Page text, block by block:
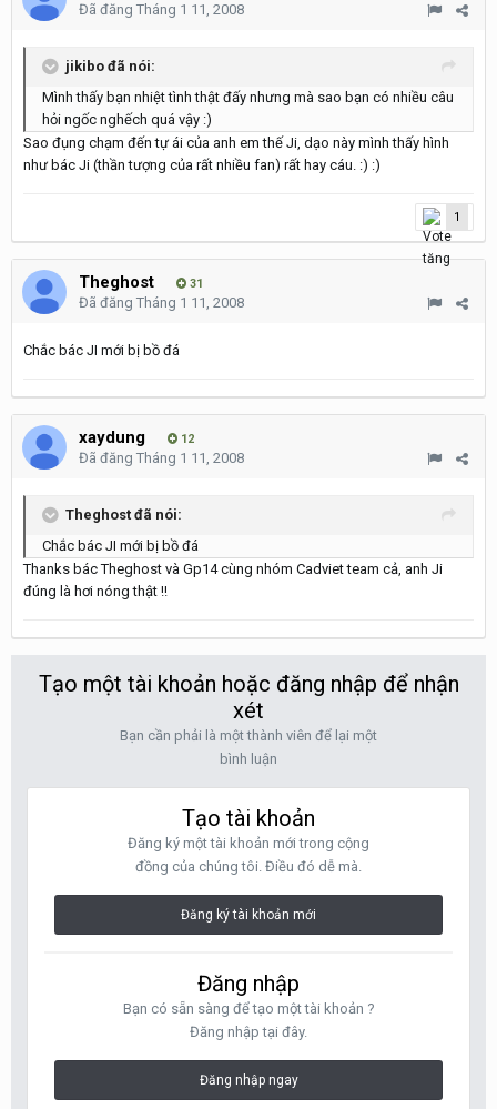
Đã đăng Tháng 1 11, 2008
jikibo đã nói:
Mình thấy bạn nhiệt tình thật đấy nhưng mà sao bạn có nhiều câu
hỏi ngốc nghếch quá vậy :)
Sao đụng chạm đến tự ái của anh em thế Ji, dạo này mình thấy hình
như bác Ji (thần tượng của rất nhiều fan) rất hay cáu. :) :)
1
Theghost 31
Đã đăng Tháng 1 11, 2008
Chắc bác JI mới bị bồ đá
xaydung 12
Đã đăng Tháng 1 11, 2008
Theghost đã nói:
Chắc bác JI mới bị bồ đá
Thanks bác Theghost và Gp14 cùng nhóm Cadviet team cả, anh Ji
đúng là hơi nóng thật !!
Tạo một tài khoản hoặc đăng nhập để nhận
xét
Bạn cần phải là một thành viên để lại một
bình luận
Tạo tài khoản
Đăng ký một tài khoản mới trong cộng
đồng của chúng tôi. Điều đó dễ mà.
Đăng ký tài khoản mới
Đăng nhập
Bạn có sẵn sàng để tạo một tài khoản ?
Đăng nhập tại đây.
Đăng nhập ngay